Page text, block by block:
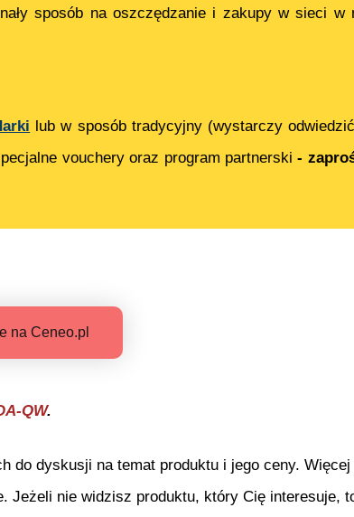
sposób na oszczędzanie i zakupy w sieci w
lub w sposób tradycyjny (wystarczy
vouchery oraz program partnerski-
na Ceneo.pl
QW.
do dyskusji na temat produktu i jego ceny.
Jeżeli nie widzisz produktu, który Cię interesuje,